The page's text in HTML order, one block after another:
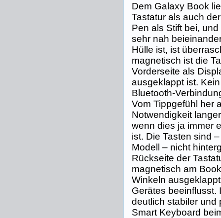
Dem Galaxy Book
Tastatur als auch
Pen als Stift bei,
sehr nah
Hülle ist, ist
magnetisch ist die
Vorderseite als
ausgeklappt ist.
Bluetooth-
Vom Tippgefühl her
Notwendigkeit
wenn dies ja immer
ist. Die Tasten sind
Modell – nicht
Rückseite der
magnetisch am
Winkeln
Gerätes beeinflusst.
deutlich stabiler und
Smart Keyboard